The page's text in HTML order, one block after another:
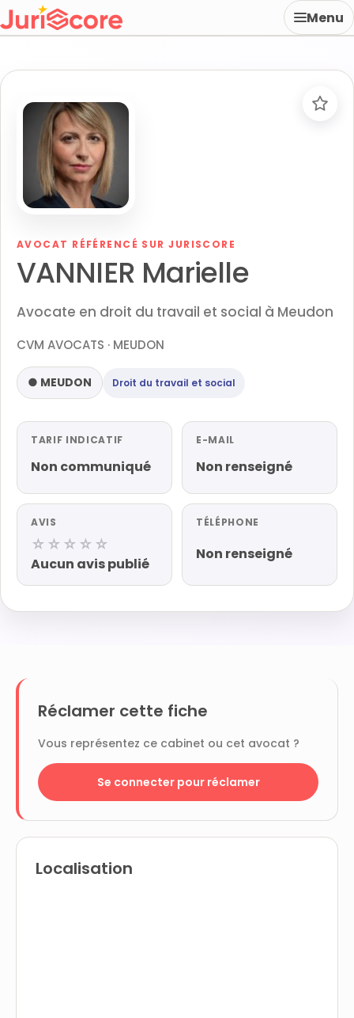
Menu
AVOCAT RÉFÉRENCÉ SUR JURISCORE
VANNIER Marielle
Avocate en droit du travail et social à Meudon
CVM AVOCATS · MEUDON
● MEUDON Droit du travail et social
TARIF INDICATIF
Non communiqué
E-MAIL
Non renseigné
AVIS
☆☆☆☆☆
Aucun avis publié
TÉLÉPHONE
Non renseigné
Réclamer cette fiche
Vous représentez ce cabinet ou cet avocat ?
Se connecter pour réclamer
Localisation